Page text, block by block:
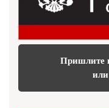
Пришлите